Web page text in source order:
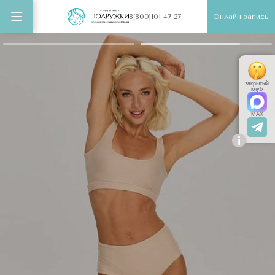
8(800)101-47-27 Онлайн-запись
i
закрытый
клуб
MAX